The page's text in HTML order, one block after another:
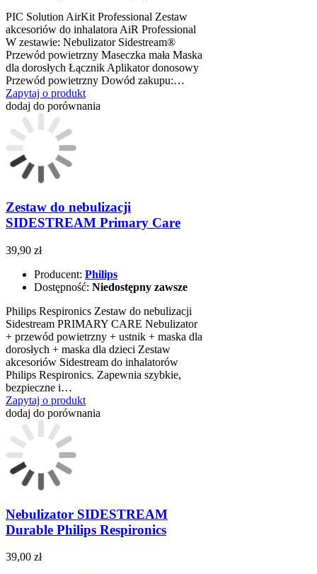
PIC Solution AirKit Professional Zestaw
akcesoriów do inhalatora AiR Professional
W zestawie: Nebulizator Sidestream®
Przewód powietrzny Maseczka mała Maska
dla dorosłych Łącznik Aplikator donosowy
Przewód powietrzny Dowód zakupu:…
Zapytaj o produkt
dodaj do porównania
Zestaw do nebulizacji
SIDESTREAM Primary Care
39,90 zł
Producent: Philips
Dostępność: Niedostępny zawsze
Philips Respironics Zestaw do nebulizacji
Sidestream PRIMARY CARE Nebulizator
+ przewód powietrzny + ustnik + maska dla
dorosłych + maska dla dzieci Zestaw
akcesoriów Sidestream do inhalatorów
Philips Respironics. Zapewnia szybkie,
bezpieczne i…
Zapytaj o produkt
dodaj do porównania
Nebulizator SIDESTREAM
Durable Philips Respironics
39,00 zł